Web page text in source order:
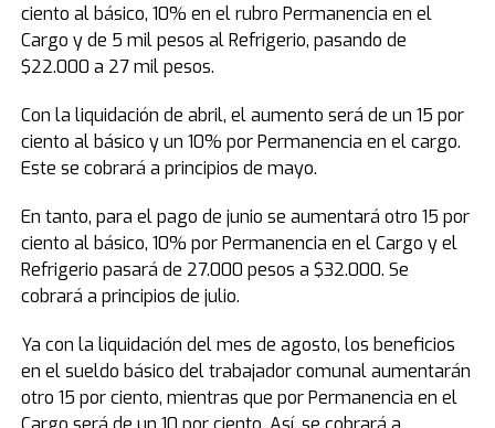
ciento al básico, 10% en el rubro Permanencia en el
Cargo y de 5 mil pesos al Refrigerio, pasando de
$22.000 a 27 mil pesos.
Con la liquidación de abril, el aumento será de un 15 por
ciento al básico y un 10% por Permanencia en el cargo.
Este se cobrará a principios de mayo.
En tanto, para el pago de junio se aumentará otro 15 por
ciento al básico, 10% por Permanencia en el Cargo y el
Refrigerio pasará de 27.000 pesos a $32.000. Se
cobrará a principios de julio.
Ya con la liquidación del mes de agosto, los beneficios
en el sueldo básico del trabajador comunal aumentarán
otro 15 por ciento, mientras que por Permanencia en el